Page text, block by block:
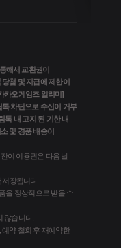
해서 교환권이
첨 및 지급에 제한이
카오게임즈 알리미]
차단으로 수신이 거부
톡 내 고지 된 기한 내
및 경품 배송이
여 이용권은 다음 날
저장됩니다.
을 정상적으로 받을 수
않습니다.
약 철회 후 재예약한